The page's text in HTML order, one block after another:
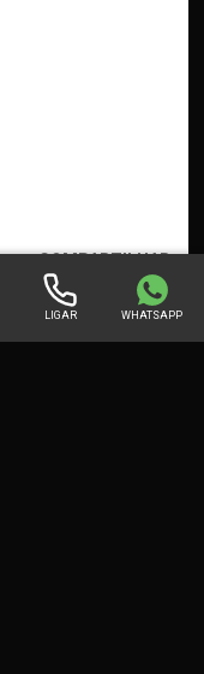
COMPARTILHAR
LIGAR WHATSAPP